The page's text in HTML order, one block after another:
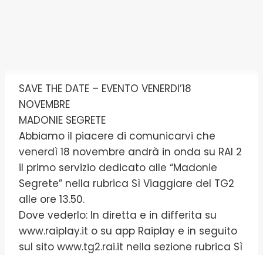
SAVE THE DATE – EVENTO VENERDI’18
NOVEMBRE
MADONIE SEGRETE
Abbiamo il piacere di comunicarvi che
venerdì 18 novembre andrà in onda su RAI 2
il primo servizio dedicato alle “Madonie
Segrete” nella rubrica Sì Viaggiare del TG2
alle ore 13.50.
Dove vederlo: In diretta e in differita su
www.raiplay.it o su app Raiplay e in seguito
sul sito www.tg2.rai.it nella sezione rubrica Sì